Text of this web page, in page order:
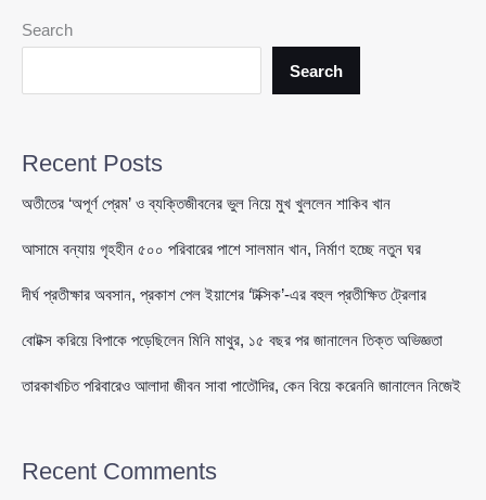
৩৫
যানজটের
Search
Search
Recent Posts
অতীতের ‘অপূর্ণ প্রেম’ ও ব্যক্তিজীবনের ভুল নিয়ে মুখ খুললেন শাকিব খান
আসামে বন্যায় গৃহহীন ৫০০ পরিবারের পাশে সালমান খান, নির্মাণ হচ্ছে নতুন ঘর
দীর্ঘ প্রতীক্ষার অবসান, প্রকাশ পেল ইয়াশের ‘টক্সিক’-এর বহুল প্রতীক্ষিত ট্রেলার
বোটক্স করিয়ে বিপাকে পড়েছিলেন মিনি মাথুর, ১৫ বছর পর জানালেন তিক্ত অভিজ্ঞতা
তারকাখচিত পরিবারেও আলাদা জীবন সাবা পাতৌদির, কেন বিয়ে করেননি জানালেন নিজেই
Recent Comments